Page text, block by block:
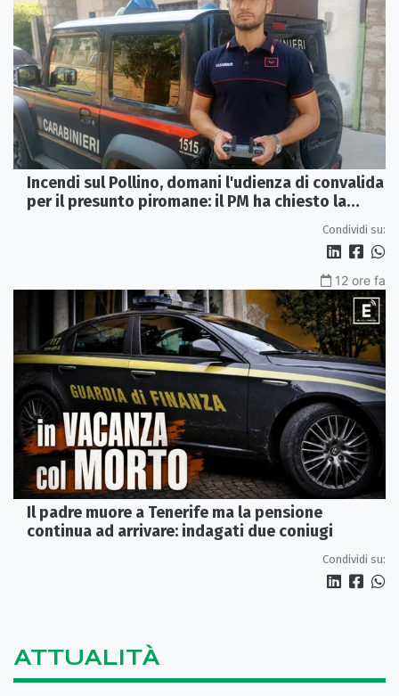
Incendi sul Pollino, domani l'udienza di convalida
per il presunto piromane: il PM ha chiesto la
Condividi su:
12 ore fa
Il padre muore a Tenerife ma la pensione
continua ad arrivare: indagati due coniugi
Condividi su:
ATTUALITÀ